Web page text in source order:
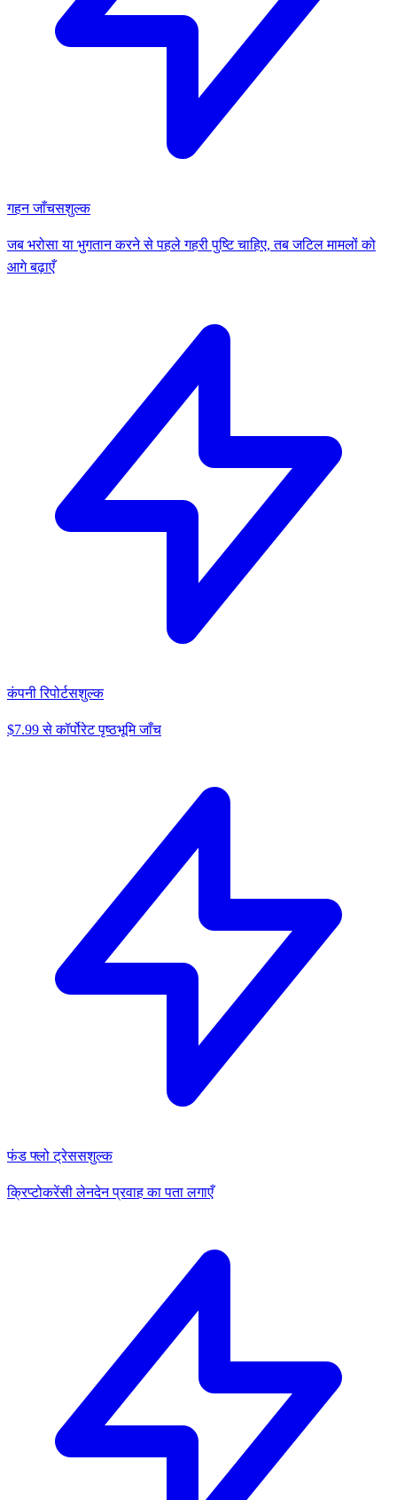
गहन जाँचसशुल्क
जब भरोसा या भुगतान करने से पहले गहरी पुष्टि चाहिए, तब जटिल मामलों को
आगे बढ़ाएँ
कंपनी रिपोर्टसशुल्क
$7.99 से कॉर्पोरेट पृष्ठभूमि जाँच
फंड फ्लो ट्रेससशुल्क
क्रिप्टोकरेंसी लेनदेन प्रवाह का पता लगाएँ